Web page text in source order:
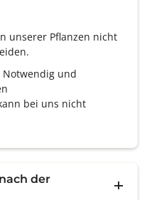
unserer Pflanzen nicht
und
bei uns nicht
der